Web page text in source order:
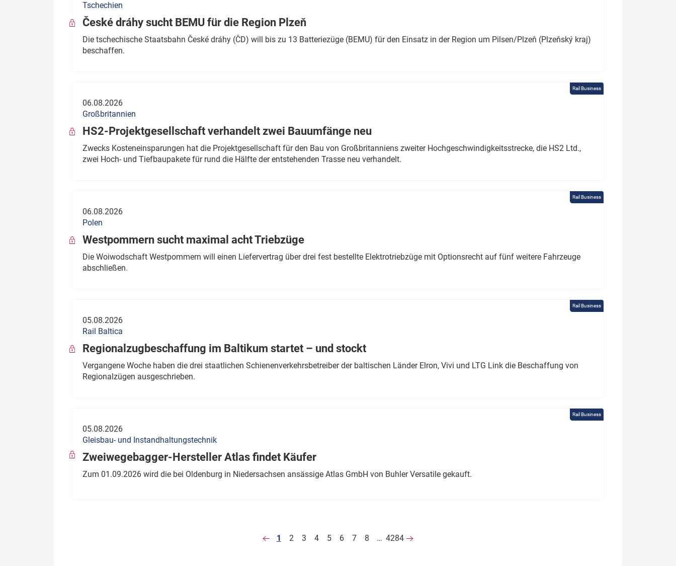
Tschechien
České dráhy sucht BEMU für die Region Plzeň
Die tschechische Staatsbahn České dráhy (ČD) will bis zu 13 Batteriezüge (BEMU) für den Einsatz in der Region um Pilsen/Plzeň (Plzeňský kraj)
beschaffen.
Rail Business
06.08.2026
Großbritannien
HS2-Projektgesellschaft verhandelt zwei Bauumfänge neu
Zwecks Kosteneinsparungen hat die Projektgesellschaft für den Bau von Großbritanniens zweiter Hochgeschwindigkeitsstrecke, die HS2 Ltd.,
zwei Hoch- und Tiefbaupakete für rund die Hälfte der entstehenden Trasse neu verhandelt.
Rail Business
06.08.2026
Polen
Westpommern sucht maximal acht Triebzüge
Die Woiwodschaft Westpommern will einen Liefervertrag über drei fest bestellte Elektrotriebzüge mit Optionsrecht auf fünf weitere Fahrzeuge
abschließen.
Rail Business
05.08.2026
Rail Baltica
Regionalzugbeschaffung im Baltikum startet – und stockt
Vergangene Woche haben die drei staatlichen Schienenverkehrsbetreiber der baltischen Länder Elron, Vivi und LTG Link die Beschaffung von
Regionalzügen ausgeschrieben.
Rail Business
05.08.2026
Gleisbau- und Instandhaltungstechnik
Zweiwegebagger-Hersteller Atlas findet Käufer
Zum 01.09.2026 wird die bei Oldenburg in Niedersachsen ansässige Atlas GmbH von Buhler Versatile gekauft.
1 2 3 4 5 6 7 8 … 4284